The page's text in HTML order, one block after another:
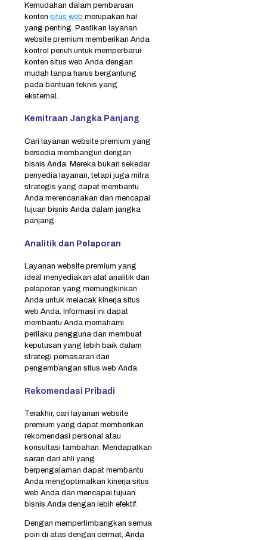
Kemudahan dalam pembaruan
konten situs web merupakan hal
yang penting. Pastikan layanan
website premium memberikan Anda
kontrol penuh untuk memperbarui
konten situs web Anda dengan
mudah tanpa harus bergantung
pada bantuan teknis yang
eksternal.
Kemitraan Jangka Panjang
Cari layanan website premium yang
bersedia membangun dengan
bisnis Anda. Mereka bukan sekedar
penyedia layanan, tetapi juga mitra
strategis yang dapat membantu
Anda merencanakan dan mencapai
tujuan bisnis Anda dalam jangka
panjang.
Analitik dan Pelaporan
Layanan website premium yang
ideal menyediakan alat analitik dan
pelaporan yang memungkinkan
Anda untuk melacak kinerja situs
web Anda. Informasi ini dapat
membantu Anda memahami
perilaku pengguna dan membuat
keputusan yang lebih baik dalam
strategi pemasaran dan
pengembangan situs web Anda.
Rekomendasi Pribadi
Terakhir, cari layanan website
premium yang dapat memberikan
rekomendasi personal atau
konsultasi tambahan. Mendapatkan
saran dari ahli yang
berpengalaman dapat membantu
Anda mengoptimalkan kinerja situs
web Anda dan mencapai tujuan
bisnis Anda dengan lebih efektif.
Dengan mempertimbangkan semua
poin di atas dengan cermat, Anda